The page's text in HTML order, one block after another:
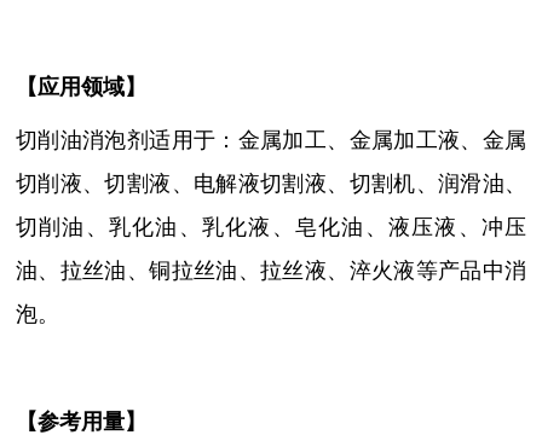
【应用领域】
切削油消泡剂适用于： 金属加工、金属加工液、金属
切削液、切割液、电解液切割液、切割机、润滑油、
切削油 、乳化油、乳化液、皂化油、液压液、冲压
油、拉丝油、铜拉丝油、拉丝液、淬火液等产品中消
泡。
【参考用量】